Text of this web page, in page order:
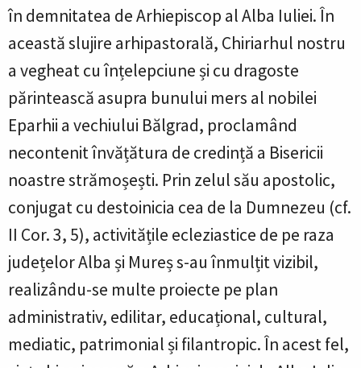
în demnitatea de Arhiepiscop al Alba Iuliei. În
această slujire arhipastorală, Chiriarhul nostru
a vegheat cu înțelepciune și cu dragoste
părintească asupra bunului mers al nobilei
Eparhii a vechiului Bălgrad, proclamând
necontenit învățătura de credință a Bisericii
noastre strămoșești. Prin zelul său apostolic,
conjugat cu destoinicia cea de la Dumnezeu (cf.
II Cor. 3, 5), activitățile ecleziastice de pe raza
județelor Alba și Mureș s-au înmulțit vizibil,
realizându-se multe proiecte pe plan
administrativ, edilitar, educațional, cultural,
mediatic, patrimonial și filantropic. În acest fel,